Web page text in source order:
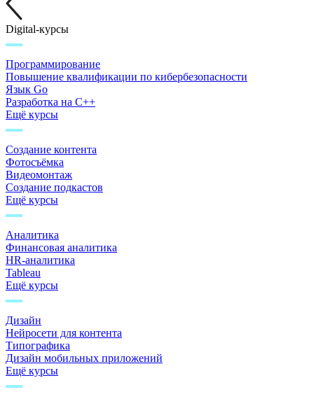
Digital-курсы
Программирование
Повышение квалификации по кибербезопасности
Язык Go
Разработка на C++
Ещё курсы
Создание контента
Фотосъёмка
Видеомонтаж
Создание подкастов
Ещё курсы
Аналитика
Финансовая аналитика
HR-аналитика
Tableau
Ещё курсы
Дизайн
Нейросети для контента
Типографика
Дизайн мобильных приложений
Ещё курсы